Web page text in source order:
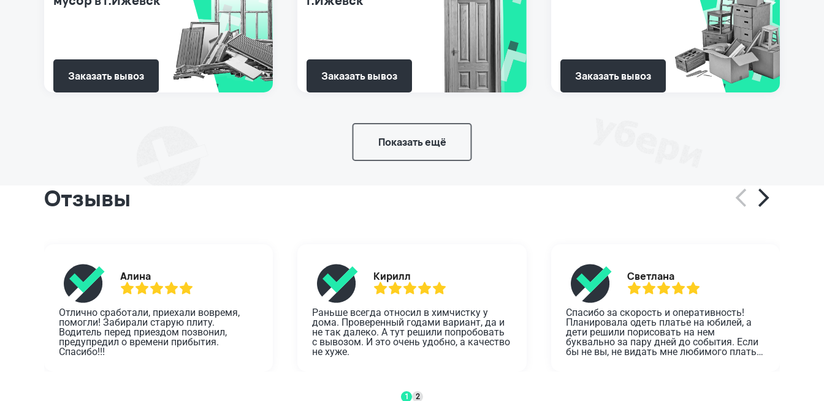
Заказать вывоз Заказать вывоз Заказать вывоз
Показать ещё
Отзывы
Алина
Отлично сработали, приехали вовремя,
помогли! Забирали старую плиту.
Водитель перед приездом позвонил,
предупредил о времени прибытия.
Спасибо!!!
Кирилл
Раньше всегда относил в химчистку у
дома. Проверенный годами вариант, да и
не так далеко. А тут решили попробовать
с вывозом. И это очень удобно, а качество
не хуже.
Светлана
Спасибо за скорость и оперативность!
Планировала одеть платье на юбилей, а
дети решили порисовать на нем
буквально за пару дней до события. Если
бы не вы, не видать мне любимого платья
1 2